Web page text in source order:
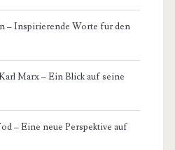
– Inspirierende Worte fur den
Marx – Ein Blick auf seine
– Eine neue Perspektive auf